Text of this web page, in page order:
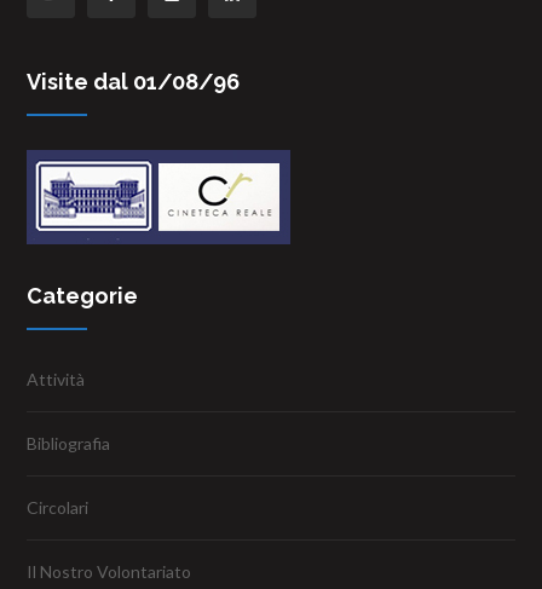
Visite dal 01/08/96
Categorie
Attività
Bibliografia
Circolari
Il Nostro Volontariato